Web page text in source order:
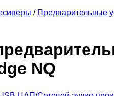
/ Предварительные
NQ